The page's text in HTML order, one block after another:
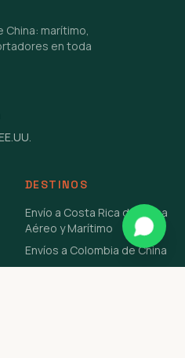
marítimo,
en toda
DESTINOS
Envío a Costa Rica de China
Aéreo y Marítimo
Envíos a Colombia de China